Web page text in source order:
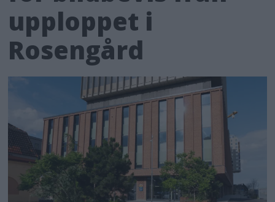
upploppet i
Rosengård